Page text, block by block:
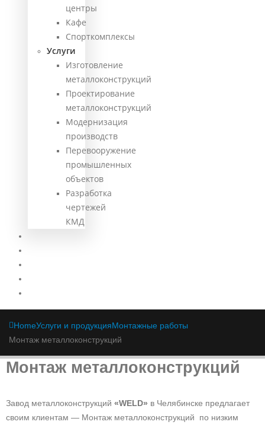
центры
Кафе
Спорткомплексы
Услуги
Изготовление
металлоконструкций
Проектирование
металлоконструкций
Модернизация
производств
Перевооружение
промышленных
объектов
Разработка
чертежей
КМД
HomeУслуги и продукцияМонтажные работы
Монтаж металлоконструкций
Монтаж металлоконструкций
Завод металлоконструкций «WELD» в Челябинске предлагает
своим клиентам — Монтаж металлоконструкций по низким